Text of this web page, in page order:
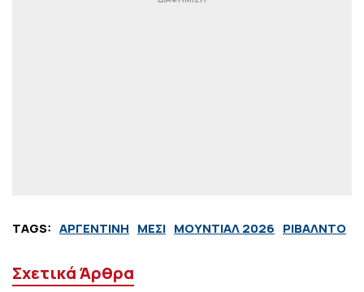
TAGS: ΑΡΓΕΝΤΙΝΗ ΜΕΣΙ ΜΟΥΝΤΙΑΛ 2026 ΡΙΒΑΛΝΤΟ
Σχετικά Άρθρα